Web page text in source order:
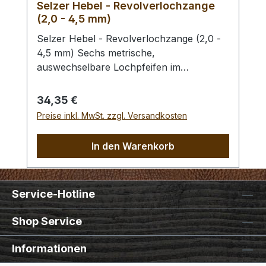
Selzer Hebel - Revolverlochzange
(2,0 - 4,5 mm)
Selzer Hebel - Revolverlochzange (2,0 -
4,5 mm) Sechs metrische,
auswechselbare Lochpfeifen im
4,0 und 4,5 mm. Mit Sichtfenster für
gewählten Lochdurchmesser.
Automatischer Feststeller, Oberfläche
Kunststoffgriffen. Höchste Qualität,
patentrechtlich geschützt, hergestellt in
Remscheid / Deutschland. Mit der aktiven
Hebel-Übersetzung haben Sie eine
Kraftersparnis von ca. 70 %. Zum Lochen
von Leder und ähnlichen starken und
festen Materialien. - Ersatz - Lochpfeifen
(2,0 - 4,5 mm) / Erweiterungs - Set -
Regulärer Preis:
34,35 €
Preise inkl. MwSt. zzgl. Versandkosten
In den Warenkorb
Service-Hotline
Shop Service
Informationen